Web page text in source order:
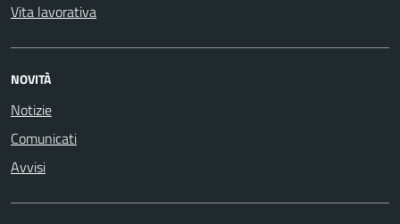
Vita lavorativa
NOVITÀ
Notizie
Comunicati
Avvisi